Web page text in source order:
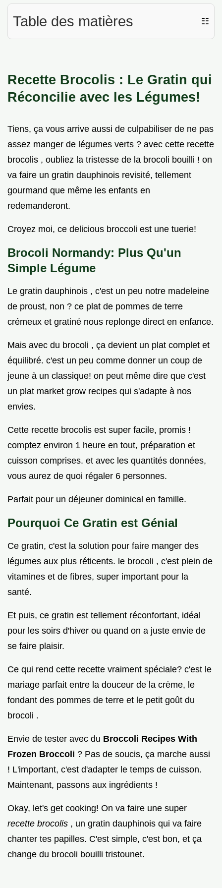
Table des matières ☷
Recette Brocolis : Le Gratin qui
Réconcilie avec les Légumes!
Tiens, ça vous arrive aussi de culpabiliser de ne pas
assez manger de légumes verts ? avec cette recette
brocolis , oubliez la tristesse de la brocoli bouilli ! on
va faire un gratin dauphinois revisité, tellement
gourmand que même les enfants en
redemanderont.
Croyez moi, ce delicious broccoli est une tuerie!
Brocoli Normandy: Plus Qu'un
Simple Légume
Le gratin dauphinois , c'est un peu notre madeleine
de proust, non ? ce plat de pommes de terre
crémeux et gratiné nous replonge direct en enfance.
Mais avec du brocoli , ça devient un plat complet et
équilibré. c'est un peu comme donner un coup de
jeune à un classique! on peut même dire que c'est
un plat market grow recipes qui s'adapte à nos
envies.
Cette recette brocolis est super facile, promis !
comptez environ 1 heure en tout, préparation et
cuisson comprises. et avec les quantités données,
vous aurez de quoi régaler 6 personnes.
Parfait pour un déjeuner dominical en famille.
Pourquoi Ce Gratin est Génial
Ce gratin, c'est la solution pour faire manger des
légumes aux plus réticents. le brocoli , c'est plein de
vitamines et de fibres, super important pour la
santé.
Et puis, ce gratin est tellement réconfortant, idéal
pour les soirs d'hiver ou quand on a juste envie de
se faire plaisir.
Ce qui rend cette recette vraiment spéciale? c'est le
mariage parfait entre la douceur de la crème, le
fondant des pommes de terre et le petit goût du
brocoli .
Envie de tester avec du Broccoli Recipes With
Frozen Broccoli ? Pas de soucis, ça marche aussi
! L'important, c'est d'adapter le temps de cuisson.
Maintenant, passons aux ingrédients !
Okay, let's get cooking! On va faire une super
recette brocolis , un gratin dauphinois qui va faire
chanter tes papilles. C'est simple, c'est bon, et ça
change du brocoli bouilli tristounet.